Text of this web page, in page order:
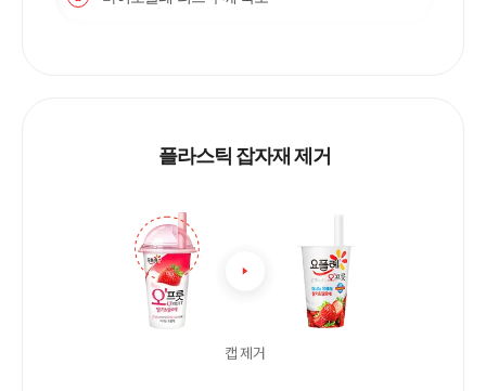
플라스틱 잡자재 제거
캡 제거